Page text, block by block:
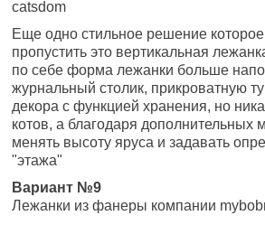
catsdom
Еще одно стильное решение
пропустить это вертикальная
по себе форма лежанки больше
журнальный столик, прикроватную
декора с функцией хранения, но
котов, а благодаря
менять высоту яруса и задавать
"этажа"
Вариант №9
Лежанки из фанеры компании